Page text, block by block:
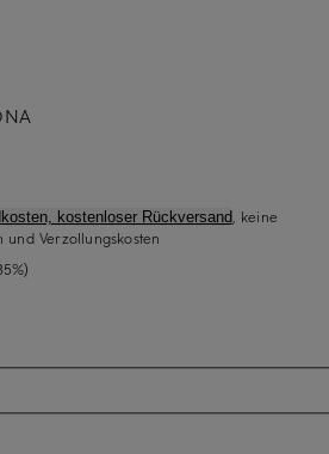
kostenloser Rückversand, keine
Verzollungskosten